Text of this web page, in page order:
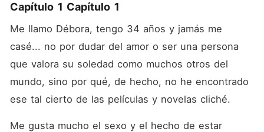
dispuesto a todo para
desestabilizar todo su
legado de devoradora de
hombres. Esta apasionante y
corazón al confrontar lo
mucho que dos personas
diferentes están dispuestas
juntos. Mientras ella intenta
Capítulo 1 Capítulo 1
Me llamo Débora, tengo 34 años y jamás me
casé... no por dudar del amor o ser una persona
que valora su soledad como muchos otros del
mundo, sino por qué, de hecho, no he encontrado
ese tal cierto de las películas y novelas cliché.
Me gusta mucho el sexo y el hecho de estar